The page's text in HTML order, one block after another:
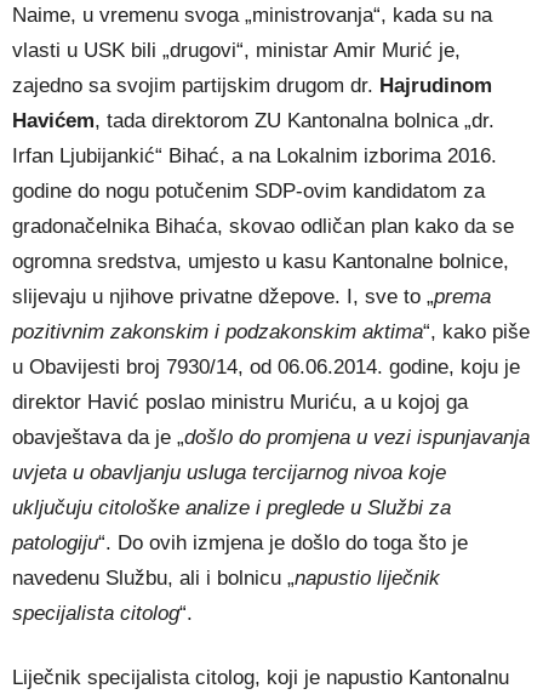
Naime, u vremenu svoga „ministrovanja“, kada su na
vlasti u USK bili „drugovi“, ministar Amir Murić je,
zajedno sa svojim partijskim drugom dr. Hajrudinom
Havićem, tada direktorom ZU Kantonalna bolnica „dr.
Irfan Ljubijankić“ Bihać, a na Lokalnim izborima 2016.
godine do nogu potučenim SDP-ovim kandidatom za
gradonačelnika Bihaća, skovao odličan plan kako da se
ogromna sredstva, umjesto u kasu Kantonalne bolnice,
slijevaju u njihove privatne džepove. I, sve to „prema
pozitivnim zakonskim i podzakonskim aktima“, kako piše
u Obavijesti broj 7930/14, od 06.06.2014. godine, koju je
direktor Havić poslao ministru Muriću, a u kojoj ga
obavještava da je „došlo do promjena u vezi ispunjavanja
uvjeta u obavljanju usluga tercijarnog nivoa koje
uključuju citološke analize i preglede u Službi za
patologiju“. Do ovih izmjena je došlo do toga što je
navedenu Službu, ali i bolnicu „napustio liječnik
specijalista citolog“.
Liječnik specijalista citolog, koji je napustio Kantonalnu